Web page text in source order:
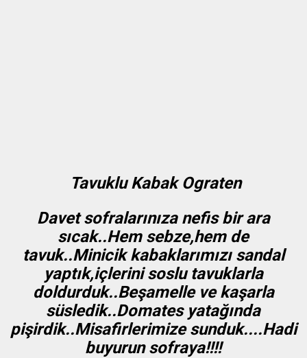
Tavuklu Kabak Ograten
Davet sofralarınıza nefis bir ara
sıcak..Hem sebze,hem de
tavuk..Minicik kabaklarımızı sandal
yaptık,içlerini soslu tavuklarla
doldurduk..Beşamelle ve kaşarla
süsledik..Domates yatağında
pişirdik..Misafirlerimize sunduk....Hadi
buyurun sofraya!!!!